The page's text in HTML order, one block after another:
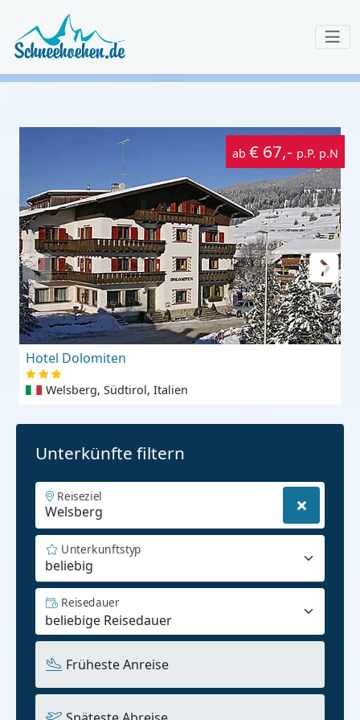
ab € 67,- p.P. p.N
Hotel Dolomiten
Welsberg, Südtirol, Italien
Unterkünfte filtern
Reiseziel
beliebig
Unterkunftstyp
Reisedauer
Früheste Anreise